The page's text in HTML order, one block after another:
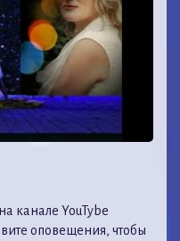
канале YouTybe
оповещения, чтобы